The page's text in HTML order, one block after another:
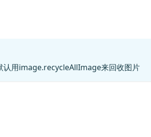
认用image.recycleAllImage来回收图片